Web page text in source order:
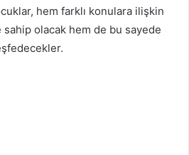
hem farklı konulara ilişkin
olacak hem de bu sayede